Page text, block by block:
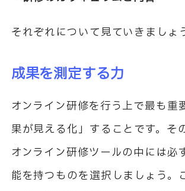
それぞれについて見ていきましょ
成果を測定する力
オンライン研修を行う上で最も重
果が見える化」することです。そ
オンライン研修ツールの中には必
能を持つものを選択しましょう。